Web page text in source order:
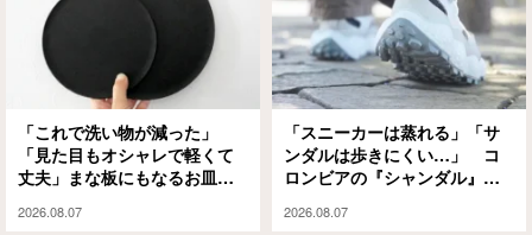
「これで洗い物が減った」
「見た目もオシャレで軽くて
丈夫」まな板にもなるお皿
解
2026.08.07
「スニーカーは蒸れる」「サ
ンダルは歩きにくい…」 コ
ロンビアの『シャンダル』が
2026.08.07